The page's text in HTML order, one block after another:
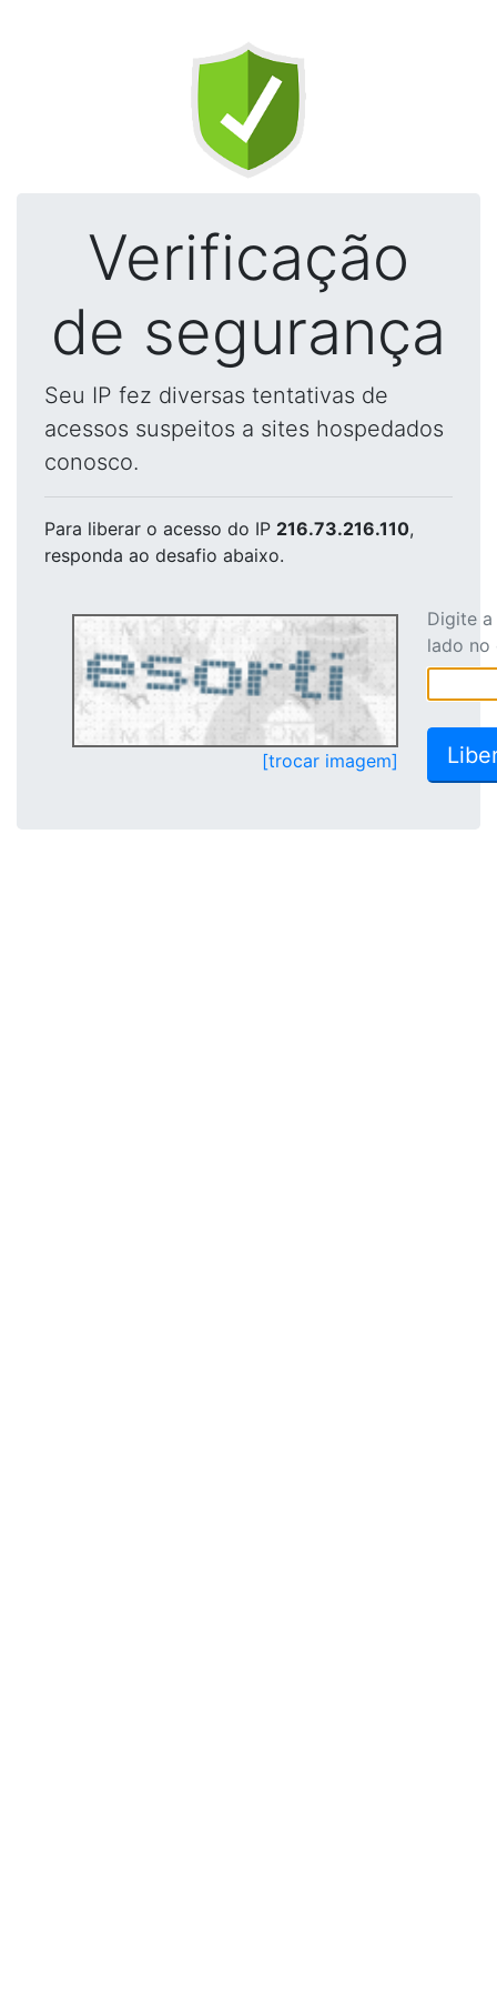
Verificação
de segurança
Seu IP fez diversas tentativas de
acessos suspeitos a sites hospedados
conosco.
Para liberar o acesso do IP 216.73.216.110,
responda ao desafio abaixo.
[trocar imagem]
Digite
lado no